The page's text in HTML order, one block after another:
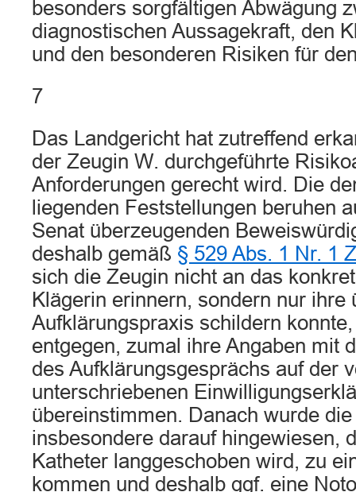
besonders sorgfältigen Abwägung
diagnostischen Aussagekraft, den
und den besonderen Risiken für
7
Das Landgericht hat zutreffend
der Zeugin W. durchgeführte
Anforderungen gerecht wird. Die
liegenden Feststellungen beruhen
Senat überzeugenden
deshalb gemäß § 529 Abs. 1 Nr. 1
sich die Zeugin nicht an das
Klägerin erinnern, sondern nur ihre
Aufklärungspraxis schildern
entgegen, zumal ihre Angaben mit
des Aufklärungsgesprächs auf der
unterschriebenen
übereinstimmen. Danach wurde
insbesondere darauf hingewiesen,
Katheter langgeschoben wird, zu
kommen und deshalb ggf. eine